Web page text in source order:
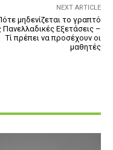
NEXT ARTICLE
μηδενίζεται το γραπτό
Πανελλαδικές Εξετάσεις –
Τί πρέπει να προσέχουν οι
μαθητές